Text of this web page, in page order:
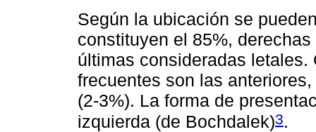
Según la ubicación se
constituyen el 85%,
últimas consideradas
frecuentes son las
(2-3%). La forma de
izquierda (de Bochdalek)3.